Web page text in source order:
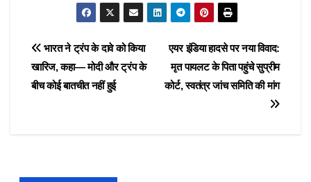
Post
navigation
एयर इंडिया हादसे पर नया विवाद:
मृत पायलट के पिता पहुंचे सुप्रीम
कोर्ट, स्वतंत्र जांच समिति की मांग
भारत ने ट्रंप के दावे को किया
खारिज, कहा— मोदी और ट्रंप के
बीच कोई बातचीत नहीं हुई